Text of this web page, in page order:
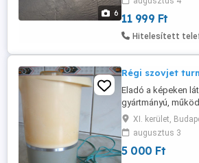
6
vagy előre fizetés
1048272
11 999 Ft
Hitelesített
Régi szovjet
Eladó a képeken
gyártmányú,
turmixgép, főleg
dekorációnak.
kerületben. Telefon .
XI. kerület,
augusztus 3
5 000 Ft